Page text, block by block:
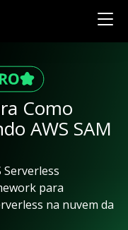
Como
AWS SAM
para
na nuvem da